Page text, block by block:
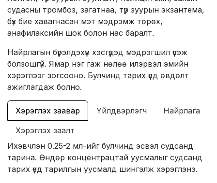
судасны тромбоз, загатнаа, түр зуурын экзантема,
бүх бие хавагнасан мэт мэдрэмж төрөх,
анафилаксийн шок болон нас баралт.
Найрлагын бүрэлдэхүүн хэсгүүдэд мэдрэгшил үүсэж
болзошгүй. Ямар нэг гаж нөлөө илэрвэл эмийн
хэрэглээг зогсооно. Булчинд тарих үед өвдөлт
ажиглагдаж болно.
Хэрэглэх заавар Үйлдвэрлэгч Найрлага
Хэрэглэх заалт
Ихэвчлэн 0.25-2 мл-ийг булчинд эсвэл судсанд
тарина. Өндөр концентрацтай уусмалыг судсанд
тарих үед тарилгын уусмалд шингэлж хэрэглэнэ.